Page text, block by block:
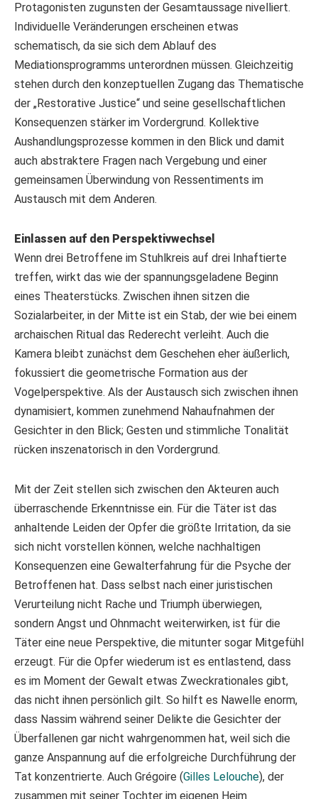
Protagonisten zugunsten der Gesamtaussage nivelliert.
Individuelle Veränderungen erscheinen etwas
schematisch, da sie sich dem Ablauf des
Mediationsprogramms unterordnen müssen. Gleichzeitig
stehen durch den konzeptuellen Zugang das Thematische
der „Restorative Justice“ und seine gesellschaftlichen
Konsequenzen stärker im Vordergrund. Kollektive
Aushandlungsprozesse kommen in den Blick und damit
auch abstraktere Fragen nach Vergebung und einer
gemeinsamen Überwindung von Ressentiments im
Austausch mit dem Anderen.
Einlassen auf den Perspektivwechsel
Wenn drei Betroffene im Stuhlkreis auf drei Inhaftierte
treffen, wirkt das wie der spannungsgeladene Beginn
eines Theaterstücks. Zwischen ihnen sitzen die
Sozialarbeiter, in der Mitte ist ein Stab, der wie bei einem
archaischen Ritual das Rederecht verleiht. Auch die
Kamera bleibt zunächst dem Geschehen eher äußerlich,
fokussiert die geometrische Formation aus der
Vogelperspektive. Als der Austausch sich zwischen ihnen
dynamisiert, kommen zunehmend Nahaufnahmen der
Gesichter in den Blick; Gesten und stimmliche Tonalität
rücken inszenatorisch in den Vordergrund.
Mit der Zeit stellen sich zwischen den Akteuren auch
überraschende Erkenntnisse ein. Für die Täter ist das
anhaltende Leiden der Opfer die größte Irritation, da sie
sich nicht vorstellen können, welche nachhaltigen
Konsequenzen eine Gewalterfahrung für die Psyche der
Betroffenen hat. Dass selbst nach einer juristischen
Verurteilung nicht Rache und Triumph überwiegen,
sondern Angst und Ohnmacht weiterwirken, ist für die
Täter eine neue Perspektive, die mitunter sogar Mitgefühl
erzeugt. Für die Opfer wiederum ist es entlastend, dass
es im Moment der Gewalt etwas Zweckrationales gibt,
das nicht ihnen persönlich gilt. So hilft es Nawelle enorm,
dass Nassim während seiner Delikte die Gesichter der
Überfallenen gar nicht wahrgenommen hat, weil sich die
ganze Anspannung auf die erfolgreiche Durchführung der
Tat konzentrierte. Auch Grégoire (Gilles Lelouche), der
zusammen mit seiner Tochter im eigenen Heim